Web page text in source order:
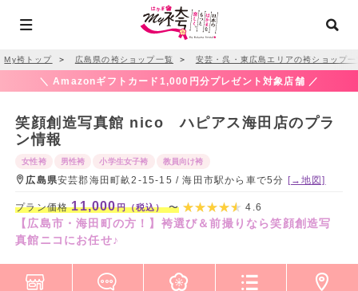
My袴トップ ＞ 広島県の袴ショップ一覧 ＞ 安芸・呉・東広島エリアの袴ショップ一
＼ Amazonギフトカード1,000円分プレゼント対象店舗 ／
笑顔創造写真館 nico ハピアス海田店のプラ
ン情報
女性袴 男性袴 小学生女子袴 教員向け袴
広島県安芸郡海田町畝2-15-15 / 海田市駅から車で5分 [→地図]
プラン価格11,000円（税込）〜 4.6
【広島市・海田町の方！】袴選び＆前撮りなら笑顔創造写
真館ニコにお任せ♪